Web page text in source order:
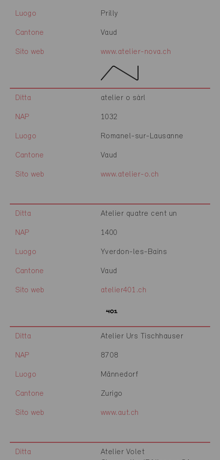
Luogo Prilly
Cantone Vaud
Sito web www.atelier-nova.ch
Ditta atelier o sàrl
NAP 1032
Luogo Romanel-sur-Lausanne
Cantone Vaud
Sito web www.atelier-o.ch
Ditta Atelier quatre cent un
NAP 1400
Luogo Yverdon-les-Bains
Cantone Vaud
Sito web atelier401.ch
Ditta Atelier Urs Tischhauser
NAP 8708
Luogo Männedorf
Cantone Zurigo
Sito web www.aut.ch
Ditta
Atelier Volet